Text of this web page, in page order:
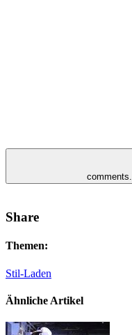
comments.
Share
Themen:
Stil-Laden
Ähnliche Artikel